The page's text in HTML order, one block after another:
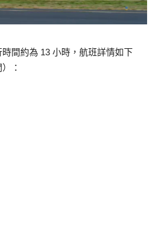
間約為 13 小時，航班詳情如下
：